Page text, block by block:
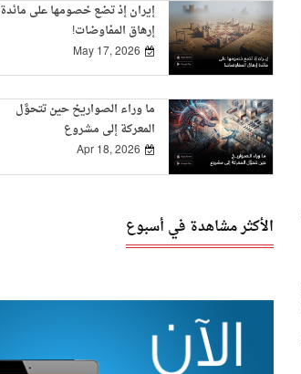
إيران إذ تضع خصومها على مائدة
إرهاق المفاوضات!
May 17, 2026
ما وراء الصواريخ حين تتحوَّل
المعركة إلى مشروع
Apr 18, 2026
الأكثر مشاهدة في أسبوع